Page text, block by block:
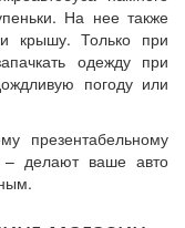
На нее также
крышу. Только при
одежду при
погоду или
презентабельному
делают ваше авто